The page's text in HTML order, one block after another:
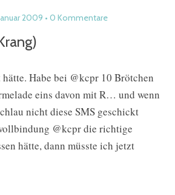
2009 0 Kommentare
Habe bei @kcpr 10 Brötchen
eins davon mit R… und wenn
nicht diese SMS geschickt
@kcpr die richtige
hätte, dann müsste ich jetzt